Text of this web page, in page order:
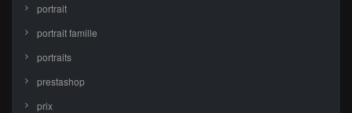
portrait
portrait famille
portraits
prestashop
prix